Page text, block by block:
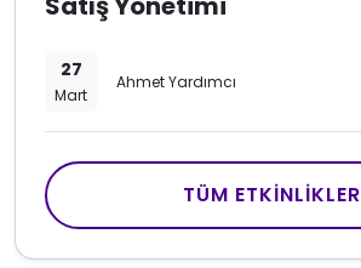
27
Mart
Ahmet Yardımcı
TÜM ETKINLIKLER